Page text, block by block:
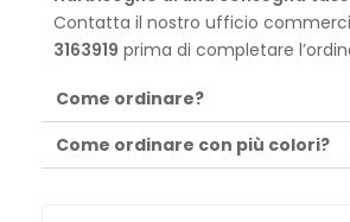
Contatta il nostro ufficio
3163919 prima di completare
Come ordinare?
Come ordinare con più colori?